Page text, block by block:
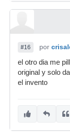
#16 por
el otro dia me
original y solo
el invento